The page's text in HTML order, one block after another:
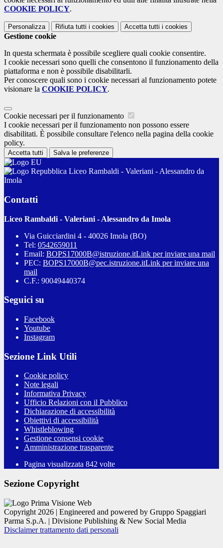
COOKIE POLICY.
Personalizza Rifiuta tutti i cookies Accetta tutti i cookies
Gestione cookie
In questa schermata è possibile scegliere quali cookie consentire.
I cookie necessari sono quelli che consentono il funzionamento della
piattaforma e non è possibile disabilitarli.
Per conoscere quali sono i cookie necessari al funzionamento potete
visionare la COOKIE POLICY.
Cookie necessari per il funzionamento
I cookie necessari per il funzionamento non possono essere
disabilitati. È possibile consultare l'elenco nella pagina della cookie
policy.
Accetta tutti Salva le preferenze
Liceo Rambaldi - Valeriani - Alessandro da
Imola
Contatti
Liceo Rambaldi - Valeriani - Alessandro da Imola
Via Guicciardini 4 - 40026 Imola (BO)
Tel: 0542659011
Email: BOPS17000B@istruzione.itLink per inviare una mail
PEC: BOPS17000B@pec.istruzione.itLink per inviare una
mail
C.F.: 90049440374
Seguici su
Facebook
Youtube
Instagram
Sezione Link Utili
Cookie policy
Note legali
Informativa Privacy
Ufficio Relazioni con il Pubblico
Dichiarazione di accessibilità
Obiettivi di accessibilità
Whistleblowing
Gestione consensi cookie
Amministrazione trasparente
Pagina visualizzata 842 volte
Sezione Copyright
Copyright 2026 | Engineered and powered by Gruppo Spaggiari
Parma S.p.A. | Divisione Publishing & New Social Media
Disclaimer trattamento dati personali